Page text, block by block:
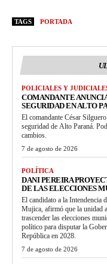
TAGS PORTADA
POLICIALES Y
COMANDANTE
SEGURIDAD EN ALTO
El comandante César
seguridad de Alto Paraná.
cambios.
7 de agosto de 2026
POLÍTICA
DANI PEREIRA
DE LAS ELECCIONES
El candidato a la Intendencia
Mujica, afirmó que la unidad
trascender las elecciones
político para disputar la
República en 2028.
7 de agosto de 2026